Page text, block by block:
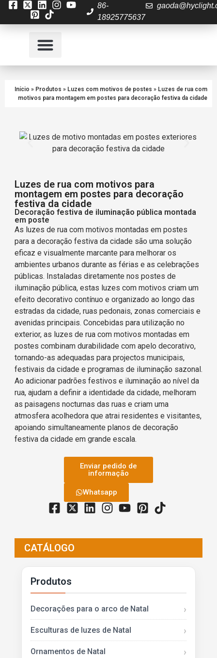
86-
18925775637
Início » Produtos » Luzes com motivos de postes » Luzes de rua com
motivos para montagem em postes para decoração festiva da cidade
Luzes de rua com motivos para
montagem em postes para decoração
festiva da cidade
Decoração festiva de iluminação pública montada
em poste
As luzes de rua com motivos montadas em postes
para a decoração festiva da cidade são uma solução
eficaz e visualmente marcante para melhorar os
ambientes urbanos durante as férias e as celebrações
públicas. Instaladas diretamente nos postes de
iluminação pública, estas luzes com motivos criam um
efeito decorativo contínuo e organizado ao longo das
estradas da cidade, ruas pedonais, zonas comerciais e
avenidas principais. Concebidas para utilização no
exterior, as luzes de rua com motivos montadas em
postes combinam durabilidade com apelo decorativo,
tornando-as adequadas para projectos municipais,
festivais da cidade e programas de iluminação sazonal.
Ao adicionar padrões festivos e iluminação ao nível da
rua, ajudam a definir a identidade da cidade, melhoram
as paisagens nocturnas das ruas e criam uma
atmosfera acolhedora que atrai residentes e visitantes,
apoiando simultaneamente planos de decoração
festiva da cidade em grande escala.
Enviar pedido de
informação
Whatsapp
CATÁLOGO
Produtos
Decorações para o arco de Natal
Esculturas de luzes de Natal
Ornamentos de Natal